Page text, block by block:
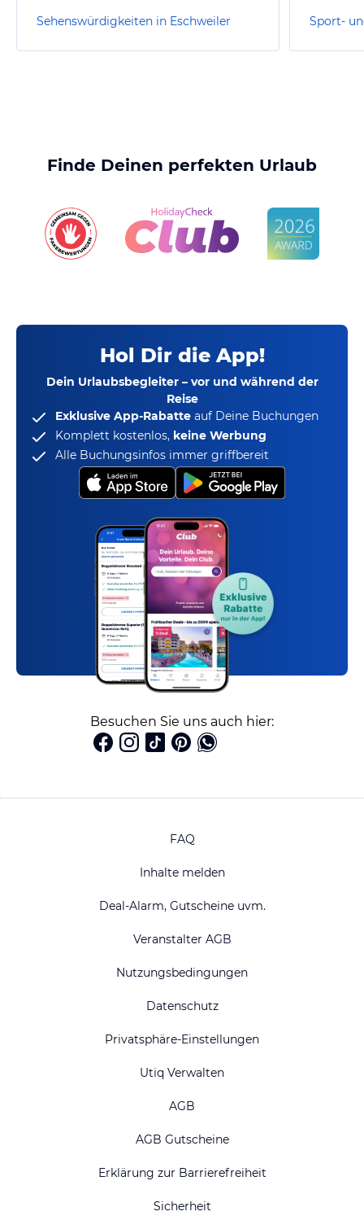
Sehenswürdigkeiten in Eschweiler
Finde Deinen perfekten Urlaub
Hol Dir die App!
Dein Urlaubsbegleiter – vor und während der
Reise
Exklusive App-Rabatte auf Deine Buchungen
Komplett kostenlos, keine Werbung
Alle Buchungsinfos immer griffbereit
Besuchen Sie uns auch hier:
FAQ
Inhalte melden
Deal-Alarm, Gutscheine uvm.
Veranstalter AGB
Nutzungsbedingungen
Datenschutz
Privatsphäre-Einstellungen
Utiq Verwalten
AGB
AGB Gutscheine
Erklärung zur Barrierefreiheit
Sicherheit